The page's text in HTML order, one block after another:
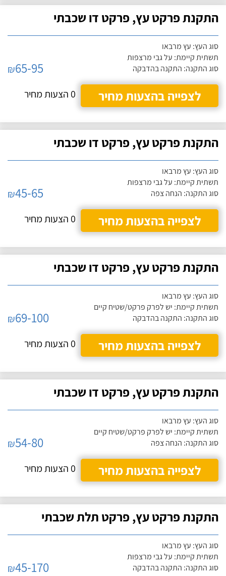
התקנת פרקט עץ, פרקט דו שכבתי
סוג העץ: עץ מרבאו
תשתית קיימת: על גבי מרצפות
סוג התקנה: התקנה בהדבקה
₪65-95
לצפייה בהצעות מחיר
0 הצעות מחיר
התקנת פרקט עץ, פרקט דו שכבתי
סוג העץ: עץ מרבאו
תשתית קיימת: על גבי מרצפות
סוג התקנה: הנחה צפה
₪45-65
לצפייה בהצעות מחיר
0 הצעות מחיר
התקנת פרקט עץ, פרקט דו שכבתי
סוג העץ: עץ מרבאו
תשתית קיימת: יש לפרק פרקט/שטיח קיים
סוג התקנה: התקנה בהדבקה
₪69-100
לצפייה בהצעות מחיר
0 הצעות מחיר
התקנת פרקט עץ, פרקט דו שכבתי
סוג העץ: עץ מרבאו
תשתית קיימת: יש לפרק פרקט/שטיח קיים
סוג התקנה: הנחה צפה
₪54-80
לצפייה בהצעות מחיר
0 הצעות מחיר
התקנת פרקט עץ, פרקט תלת שכבתי
סוג העץ: עץ מרבאו
תשתית קיימת: על גבי מרצפות
סוג התקנה: התקנה בהדבקה
₪45-170